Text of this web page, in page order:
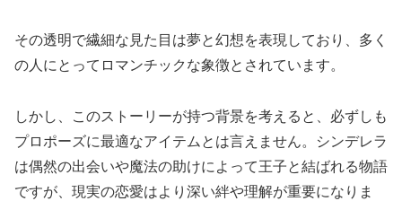
その透明で繊細な見た目は夢と幻想を表現しており、多く
の人にとってロマンチックな象徴とされています。
しかし、このストーリーが持つ背景を考えると、必ずしも
プロポーズに最適なアイテムとは言えません。シンデレラ
は偶然の出会いや魔法の助けによって王子と結ばれる物語
ですが、現実の恋愛はより深い絆や理解が重要になりま